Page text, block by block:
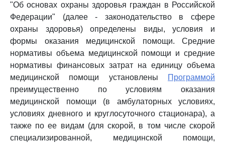
"Об основах охраны здоровья граждан в Российской
Федерации" (далее - законодательство в сфере
охраны здоровья) определены виды, условия и
формы оказания медицинской помощи. Средние
нормативы объема медицинской помощи и средние
нормативы финансовых затрат на единицу объема
медицинской помощи установлены
Программой
преимущественно по условиям оказания
медицинской помощи (в амбулаторных условиях,
условиях дневного и круглосуточного стационара), а
также по ее видам (для скорой, в том числе скорой
специализированной, медицинской помощи,